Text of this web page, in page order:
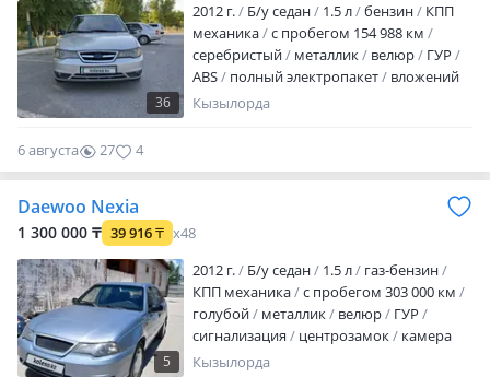
36
2012 г. Б/у седан 1.5 л бензин
КПП
механика
с пробегом 154 988 км
серебристый
металлик велюр
ГУР
ABS
полный электропакет
вложений
не требует
Кызылорда
6 августа 27 4
Daewoo Nexia
1 300 000 ₸ 39 916₸ x48
5
2012 г. Б/у седан 1.5 л
газ-бензин
КПП механика
с пробегом 303 000 км
голубой
металлик велюр
ГУР
сигнализация
центрозамок
камера
заднего вида
Кызылорда